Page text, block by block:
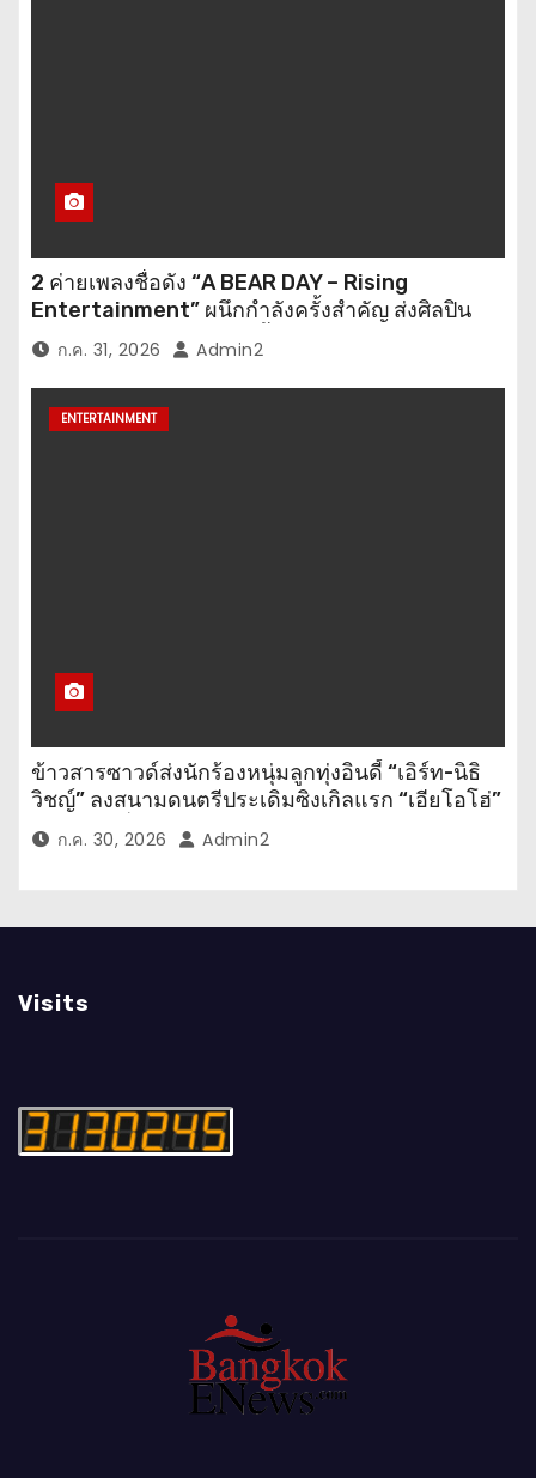
2 ค่ายเพลงชื่อดัง “A BEAR DAY – Rising
Entertainment” ผนึกกำลังครั้งสำคัญ ส่งศิลปิน
“เบสท์ – เบลล์” ปล่อยซิงเกิ้ลพิเศษ เอาใจคนอินเลิฟ
ก.ค. 31, 2026 Admin2
ENTERTAINMENT
ข้าวสารซาวด์ส่งนักร้องหนุ่มลูกทุ่งอินดี้ “เอิร์ท-นิธิ
วิชญ์” ลงสนามดนตรีประเดิมซิงเกิลแรก “เอียโอโฮ่”
เพลงสนุกที่ให้กำลังใจทุกคนในยามท้อแท้
ก.ค. 30, 2026 Admin2
Visits